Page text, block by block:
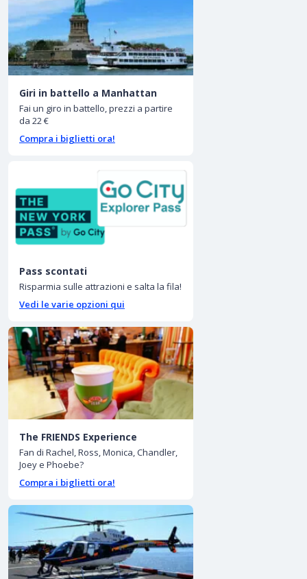
Giri in battello a Manhattan
Fai un giro in battello, prezzi a partire
da 22 €
Compra i biglietti ora!
Pass scontati
Risparmia sulle attrazioni e salta la fila!
Vedi le varie opzioni qui
The FRIENDS Experience
Fan di Rachel, Ross, Monica, Chandler,
Joey e Phoebe?
Compra i biglietti ora!